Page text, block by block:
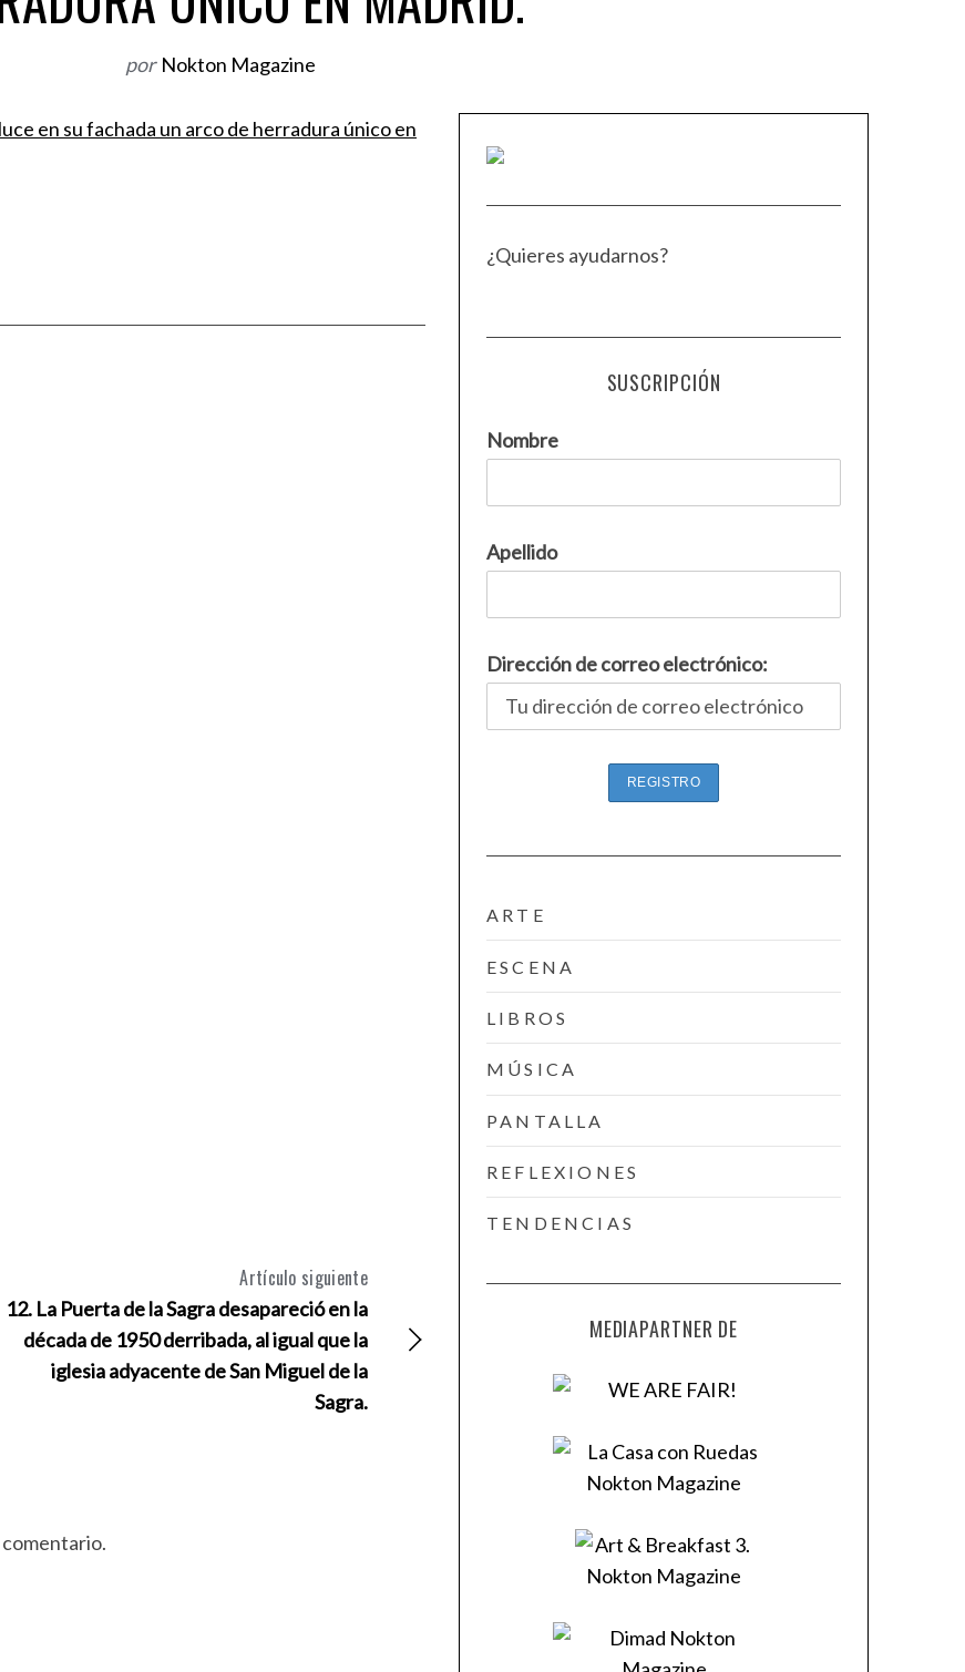
por Nokton Magazine
Artículo siguiente
12. La Puerta de la Sagra desapareció en la
década de 1950 derribada, al igual que la
iglesia adyacente de San Miguel de la
Sagra.
¿Quieres ayudarnos?
SUSCRIPCIÓN
Nombre
Apellido
Dirección de correo electrónico:
ARTE
ESCENA
LIBROS
MÚSICA
PANTALLA
REFLEXIONES
TENDENCIAS
MEDIAPARTNER DE